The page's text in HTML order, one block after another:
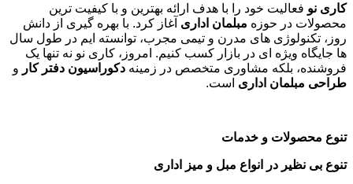
کاری نو فعالیت خود را با هدف ارائه بهترین و با کیفیت ترین
محصولات در حوزه مبلمان اداری آغاز کرد. با بهره گیری از دانش
روز، تکنولوژی های مدرن و تیمی مجرب، توانسته ایم در طول سال
ها جایگاه ویژه ای در بازار کسب کنیم. امروز، کاری نو نه تنها یک
فروشنده، بلکه مشاوری متخصص در زمینه دکوراسیون دفتر کار و
طراحی مبلمان اداری است.
تنوع محصولات و خدمات
تنوع بی نظیر در انواع مبل و میز اداری